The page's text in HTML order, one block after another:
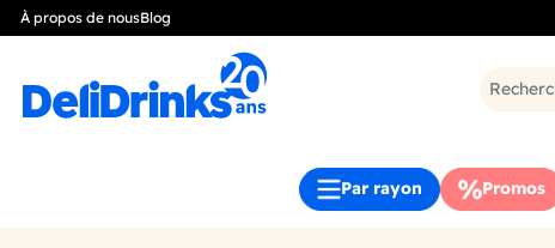
À propos de nousBlog
Par rayon Promos